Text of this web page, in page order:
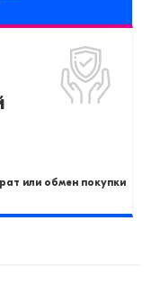
или обмен покупки